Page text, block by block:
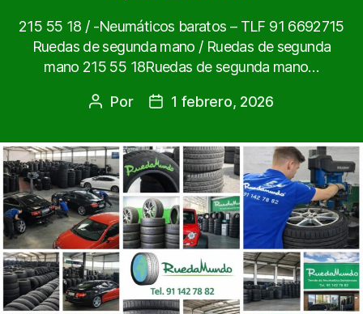
215 55 18 / -Neumáticos baratos – TLF 91 6692715
Ruedas de segunda mano / Ruedas de segunda
mano 215 55 18Ruedas de segunda mano…
Autor
entrada
Por
Fecha
entrada
1 febrero, 2026